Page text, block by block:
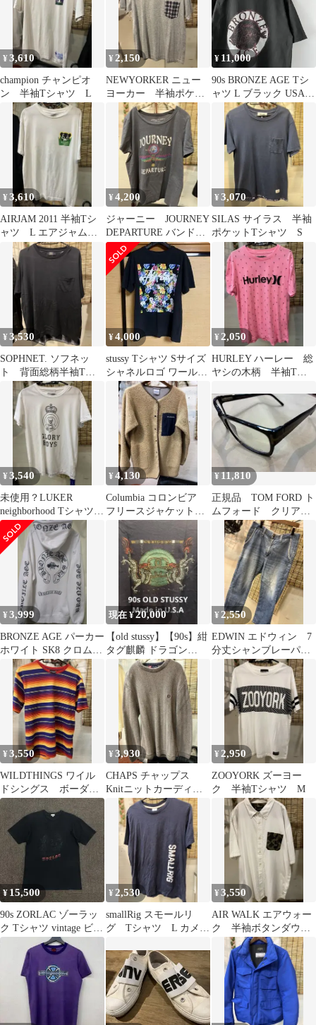
¥3,610
champion チャンピオ
ン 半袖Tシャツ L
¥ 2,150
NEWYORKER ニュー
ヨーカー 半袖ポケッ
トTシャツ M
¥ 11,000
90s BRONZE AGE Tシ
ャツ L ブラック USA製
ビンテージ
¥3,610
AIRJAM 2011 半袖Tシ
ャツ L エアジャムエ
アージャムフェス
¥4,200
ジャーニー JOURNEY
DEPARTURE バンドT
シャツ XL バンT
¥3,070
SILAS サイラス 半袖
ポケットTシャツ S
¥3,530
SOPHNET. ソフネッ
ト 背面総柄半袖Tシ
ャツ M
¥4,000
stussy Tシャツ Sサイズ
シャネルロゴ ワールド
ツアー00s〜10s
¥ 2,050
HURLEY ハーレー 総
ヤシの木柄 半袖Tシ
¥3,540
未使用？LUKER
neighborhood Tシャツ
S ネイバーフッド
¥4,130
Columbia コロンビア
フリースジャケット
M アウトドアキャンプ
¥11,810
正規品 TOM FORD ト
ムフォード クリアレ
ンズサングラス
TF5013
¥3,999
BRONZE AGE パーカー
ホワイト SK8 クロムハ
ーツ Y2K 90s
現在 ¥20,000
【old stussy】【90s】紺
タグ麒麟 ドラゴン
MADE IN USA
¥ 2,550
EDWIN エドウィン 7
分丈シャンブレーパン
ツ S デニムジーパン
¥3,550
WILDTHINGS ワイル
ドシングス ボーダー
Tシャツ S
¥3,930
CHAPS チャップス
Knitニットカーディガ
ン L？
¥ 2,950
ZOOYORK ズーヨー
ク 半袖Tシャツ M
¥ 15,500
90s ZORLAC ゾーラッ
ク Tシャツ vintage ビン
テージ OLD
¥2,530
smallRig スモールリ
グ Tシャツ L カメラ
¥3,550
AIR WALK エアウォー
ク 半袖ボタンダウン
シャツ 5L ビッグサイ